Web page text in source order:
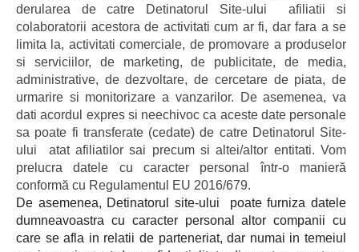
derularea de catre Detinatorul Site-ului afiliatii si
colaboratorii acestora de activitati cum ar fi, dar fara a se
limita la, activitati comerciale, de promovare a produselor
si serviciilor, de marketing, de publicitate, de media,
administrative, de dezvoltare, de cercetare de piata, de
urmarire si monitorizare a vanzarilor. De asemenea, va
dati acordul expres si neechivoc ca aceste date personale
sa poate fi transferate (cedate) de catre Detinatorul Site-
ului atat afiliatilor sai precum si altei/altor entitati. Vom
prelucra datele cu caracter personal într-o manieră
conformă cu Regulamentul EU 2016/679.
De asemenea, Detinatorul site-ului poate furniza datele
dumneavoastra cu caracter personal altor companii cu
care se afla in relatii de parteneriat, dar numai in temeiul